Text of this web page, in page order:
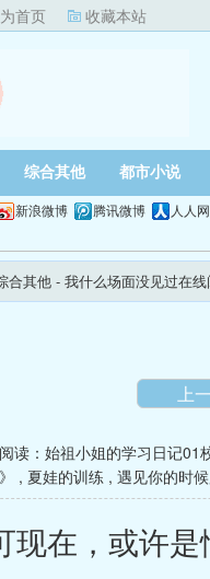
首页 收藏本站
综合其他 都市小说
新浪微博 腾讯微博 人人网
合其他 - 我什么场面没见过在
上
读： 始祖小姐的学习日记01
, 夏娃的训练 , 遇见你的时
在，或许是